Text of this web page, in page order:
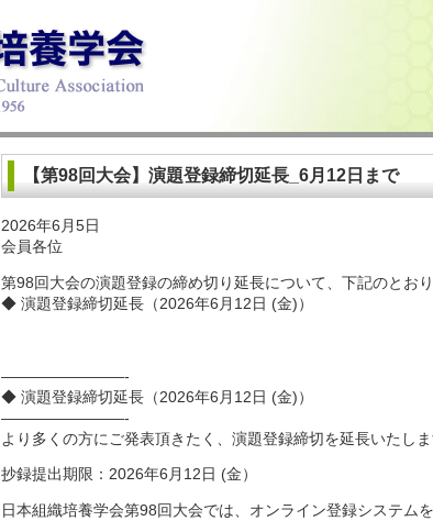
【第98回大会】演題登録締切延長_6月12日まで
2026年6月5日
会員各位
第98回大会の演題登録の締め切り延長について、下記のとおり
◆ 演題登録締切延長（2026年6月12日 (金)）
————————-
◆ 演題登録締切延長（2026年6月12日 (金)）
————————-
より多くの方にご発表頂きたく、演題登録締切を延長いたしま
抄録提出期限：2026年6月12日 (金）
日本組織培養学会第98回大会では、オンライン登録システム